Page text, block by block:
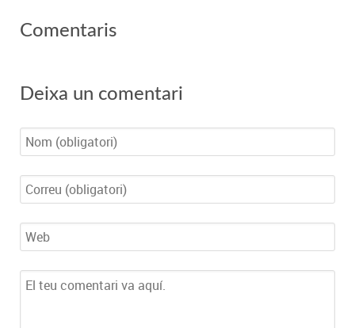
Comentaris
Deixa un comentari